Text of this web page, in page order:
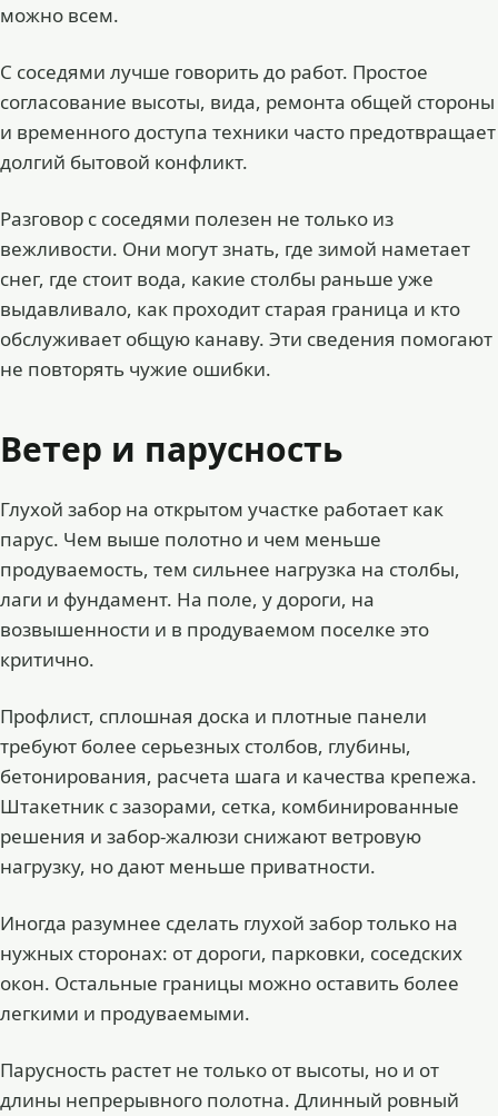
можно всем.
С соседями лучше говорить до работ. Простое
согласование высоты, вида, ремонта общей стороны
и временного доступа техники часто предотвращает
долгий бытовой конфликт.
Разговор с соседями полезен не только из
вежливости. Они могут знать, где зимой наметает
снег, где стоит вода, какие столбы раньше уже
выдавливало, как проходит старая граница и кто
обслуживает общую канаву. Эти сведения помогают
не повторять чужие ошибки.
Ветер и парусность
Глухой забор на открытом участке работает как
парус. Чем выше полотно и чем меньше
продуваемость, тем сильнее нагрузка на столбы,
лаги и фундамент. На поле, у дороги, на
возвышенности и в продуваемом поселке это
критично.
Профлист, сплошная доска и плотные панели
требуют более серьезных столбов, глубины,
бетонирования, расчета шага и качества крепежа.
Штакетник с зазорами, сетка, комбинированные
решения и забор-жалюзи снижают ветровую
нагрузку, но дают меньше приватности.
Иногда разумнее сделать глухой забор только на
нужных сторонах: от дороги, парковки, соседских
окон. Остальные границы можно оставить более
легкими и продуваемыми.
Парусность растет не только от высоты, но и от
длины непрерывного полотна. Длинный ровный